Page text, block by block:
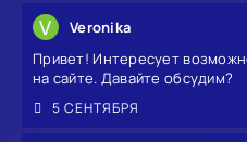
V Veronika
Привет! Интересует
на сайте. Давайте обсудим?
5 СЕНТЯБРЯ